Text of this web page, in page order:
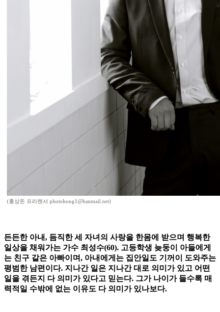
(홍상돈 프리랜서 photohong1@hanmail.net)
든든한 아내, 듬직한 세 자녀의 사랑을 한몸에 받으며 행복한
일상을 채워가는 가수 최성수(60). 고등학생 늦둥이 아들에게
는 친구 같은 아빠이며, 아내에게는 집안일도 기꺼이 도와주는
평범한 남편이다. 지나간 일은 지나간 대로 의미가 있고 어떤
일을 겪든지 다 의미가 있다고 믿는다. 그가 나이가 들수록 매
력적일 수밖에 없는 이유도 다 의미가 있나보다.